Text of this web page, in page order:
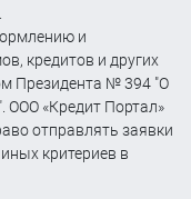
и
кредитов и других
Президента № 394 "О
ООО «Кредит Портал»
отправлять заявки
критериев в